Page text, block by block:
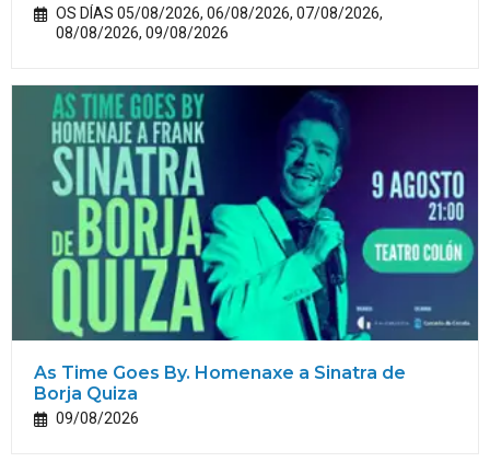
OS DÍAS 05/08/2026, 06/08/2026, 07/08/2026,
08/08/2026, 09/08/2026
As Time Goes By. Homenaxe a Sinatra de
Borja Quiza
09/08/2026